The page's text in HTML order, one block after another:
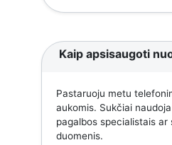
Kaip apsisaugoti
Pastaruoju metu
aukomis. Sukčiai
pagalbos specialistais
duomenis.